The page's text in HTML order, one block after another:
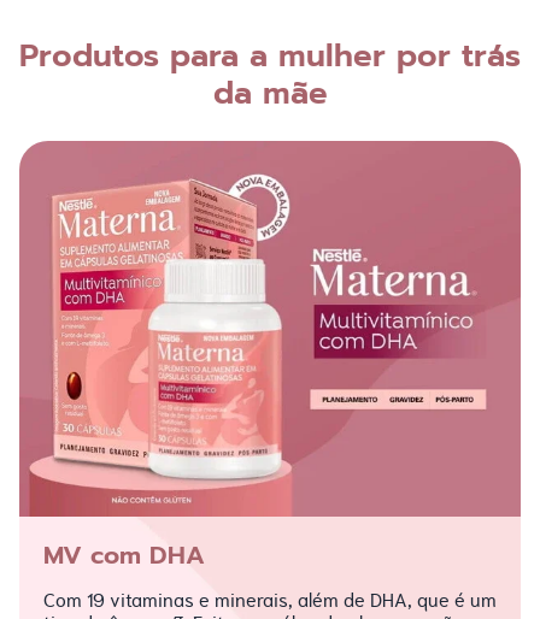
Produtos para a mulher por trás
da mãe
MV com DHA
Com 19 vitaminas e minerais, além de DHA, que é um